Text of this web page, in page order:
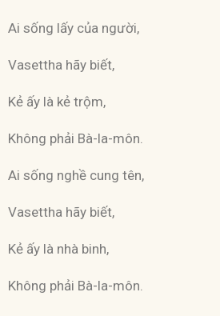
Ai sống lấy của người,
Vasettha hãy biết,
Kẻ ấy là kẻ trộm,
Không phải Bà-la-môn.
Ai sống nghề cung tên,
Vasettha hãy biết,
Kẻ ấy là nhà binh,
Không phải Bà-la-môn.